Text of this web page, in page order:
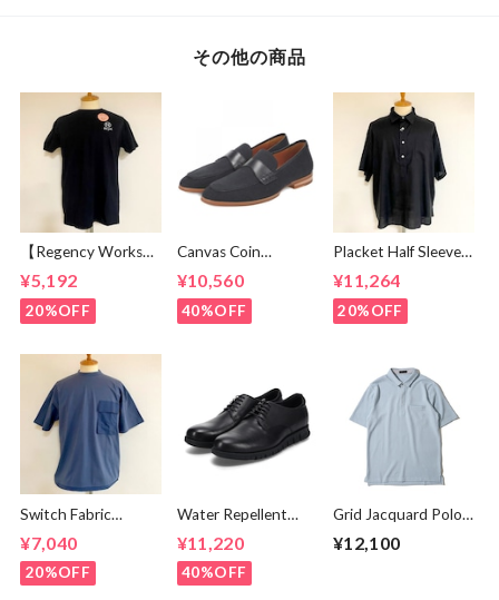
その他の商品
【Regency Works】
New York N
Embroidery Tee
Deep Black
¥5,192
20%OFF
Canvas Coin
Loafers Black
¥10,560
40%OFF
Placket Half Sleeve
Shirts Black
¥11,264
20%OFF
Switch Fabric
Ash Navy
¥7,040
20%OFF
Water Repellent
Shoes Black
¥11,220
40%OFF
Grid Jacquard Polo
¥12,100